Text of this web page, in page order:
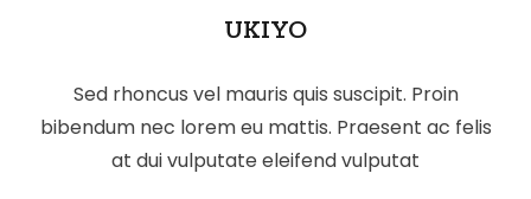
UKIYO
Sed rhoncus vel mauris quis suscipit. Proin
bibendum nec lorem eu mattis. Praesent ac felis
at dui vulputate eleifend vulputat